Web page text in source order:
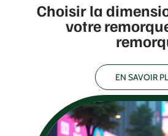
Choisir la
votre
EN SAVOIR